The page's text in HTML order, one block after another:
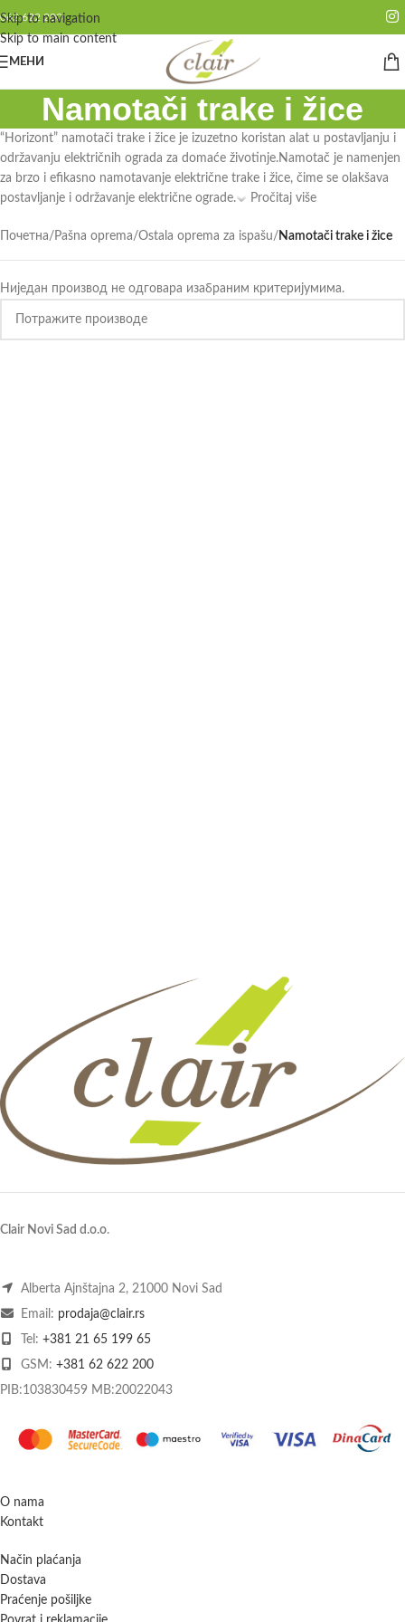
Skip to navigation
Skip to main content
062 622 200
МЕНИ
Namotači trake i žice
“Horizont” namotači trake i žice je izuzetno koristan alat u postavljanju i
održavanju električnih ograda za domaće životinje.Namotač je namenjen
za brzo i efikasno namotavanje električne trake i žice, čime se olakšava
postavljanje i održavanje električne ograde.
Pročitaj više
Почетна/ Pašna oprema/Ostala oprema za ispašu/ Namotači trake i žice
Ниједан производ не одговара изабраним критеријумима.
Clair Novi Sad d.o.o.
Alberta Ajnštajna 2, 21000 Novi Sad
Email: prodaja@clair.rs
Tel: +381 21 65 199 65
GSM: +381 62 622 200
PIB:103830459 MB:20022043
O nama
Kontakt
Način plaćanja
Dostava
Praćenje pošiljke